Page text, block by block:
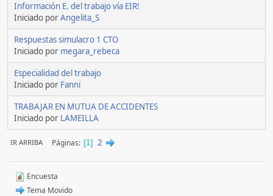
Información E. del trabajo vía EIR!
Iniciado porAngelita_S
Respuestas simulacro 1 CTO
Iniciado por megara_rebeca
Especialidad del trabajo
Iniciado por Fanni
TRABAJAR EN MUTUA DE ACCIDENTES
Iniciado por LAMEILLA
IR ARRIBA Páginas 1 2
Encuesta
Tema Movido